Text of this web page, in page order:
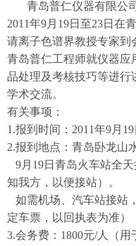
青岛普仁仪器有限公司
2011年9月19日至23日在
请离子色谱界教授专家到
青岛普仁工程师就仪器应
品处理及考核技巧等进行
学术交流。
有关事项：
1.报到时间：2011年9月19
2.报到地点：青岛卧龙山
9月19日青岛火车站全
知我方，以便接站）。
如需机场、汽车站接站
定车票，以回执表为准）
3.会务费：1800元/人（用